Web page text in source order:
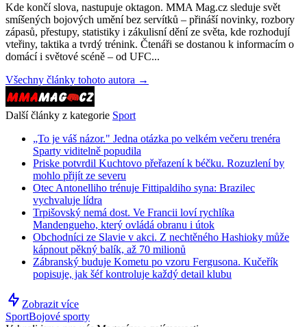
Kde končí slova, nastupuje oktagon. MMA Mag.cz sleduje svět
smíšených bojových umění bez servítků – přináší novinky, rozbory
zápasů, přestupy, statistiky i zákulisní dění ze světa, kde rozhodují
vteřiny, taktika a tvrdý trénink. Čtenáři se dostanou k informacím o
domácí i světové scéně – od UFC...
Všechny články tohoto autora →
Další články z kategorie Sport
„To je váš názor." Jedna otázka po velkém večeru trenéra
Sparty viditelně popudila
Priske potvrdil Kuchtovo přeřazení k béčku. Rozuzlení by
mohlo přijít ze severu
Otec Antonelliho trénuje Fittipaldiho syna: Brazilec
vychvaluje lídra
Trpišovský nemá dost. Ve Francii loví rychlíka
Mandengueho, který ovládá obranu i útok
Obchodníci ze Slavie v akci. Z nechtěného Hashioky může
kápnout pěkný balík, až 70 milionů
Zábranský buduje Kometu po vzoru Fergusona. Kučeřík
popisuje, jak šéf kontroluje každý detail klubu
Zobrazit více
SportBojové sporty